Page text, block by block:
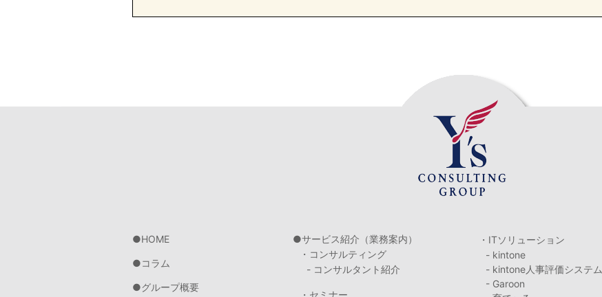
HOME
コラム
グループ概要
サービス紹介（業務案内）
・コンサルティング
- コンサルタント紹介
・セミナー
・ITソリューション
- kintone
- kintone人事評価システム
- Garoon